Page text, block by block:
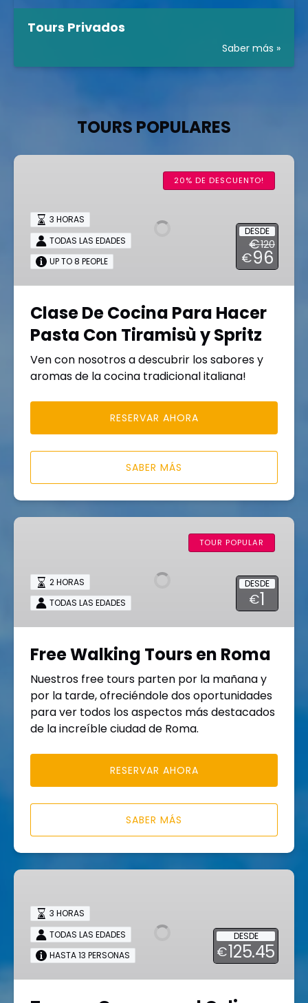
Tours Privados
Saber más »
TOURS POPULARES
Clase
Para
Hacer
Pasta
Spritz
20% DE DESCUENTO!
DESDE
€120
€96
3 HORAS
TODAS LAS EDADES
UP TO 8 PEOPLE
Clase De Cocina Para Hacer
Pasta Con Tiramisù y Spritz
Ven con nosotros a descubrir los sabores y
aromas de la cocina tradicional italiana!
RESERVAR AHORA
SABER MÁS
Free
Roma
TOUR POPULAR
DESDE
€1
2 HORAS
TODAS LAS EDADES
Free Walking Tours en Roma
Nuestros free tours parten por la mañana y
por la tarde, ofreciéndole dos oportunidades
para ver todos los aspectos más destacados
de la increíble ciudad de Roma.
RESERVAR AHORA
SABER MÁS
Tour
Grupo
por
Coliseo
y
DESDE
€125.45
3 HORAS
TODAS LAS EDADES
HASTA 13 PERSONAS